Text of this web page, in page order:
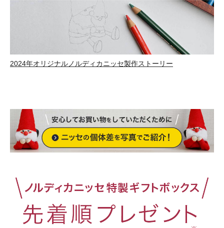
2024年オリジナルノルディカニッセ製作ストーリー